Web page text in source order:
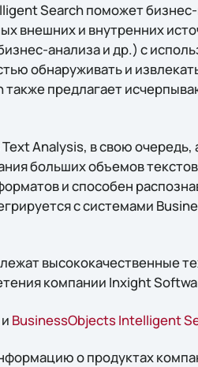
Search поможет
внешних и внутренних
анализа и др.) с
обнаруживать и
предлагает
Analysis, в свою
больших объемов
и способен
с системами
высококачественные
компании Inxight
BusinessObjects Intelligent
о продуктах